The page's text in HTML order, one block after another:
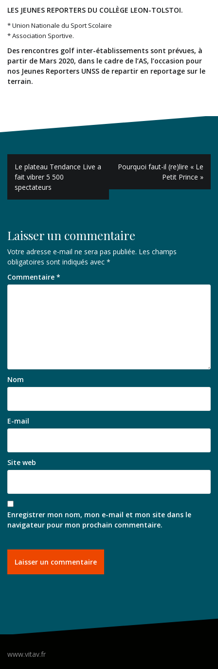
LES JEUNES REPORTERS DU COLLÈGE LEON-TOLSTOI.
* Union Nationale du Sport Scolaire
* Association Sportive.
Des rencontres golf inter-établissements sont prévues, à
partir de Mars 2020, dans le cadre de l’AS, l’occasion pour
nos Jeunes Reporters UNSS de repartir en reportage sur le
terrain.
Navigation
de
l’article
Le plateau Tendance Live a
fait vibrer 5 500
spectateurs
Pourquoi faut-il (re)lire « Le
Petit Prince »
Laisser un commentaire
Votre adresse e-mail ne sera pas publiée. Les champs
obligatoires sont indiqués avec *
Commentaire *
Nom
E-mail
Site web
Enregistrer mon nom, mon e-mail et mon site dans le
navigateur pour mon prochain commentaire.
www.vitav.fr